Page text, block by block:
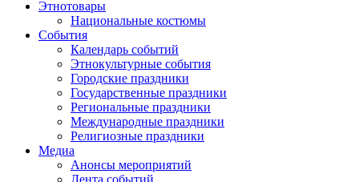
Этнотовары
Национальные костюмы
События
Календарь событий
Этнокультурные события
Городские праздники
Государственные праздники
Региональные праздники
Международные праздники
Религиозные праздники
Медиа
Анонсы мероприятий
Лента событий